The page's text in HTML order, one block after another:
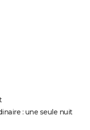
: une seule nuit